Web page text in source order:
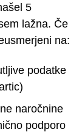
5
lažna. Če
na:
podatke
naročnine
podporo